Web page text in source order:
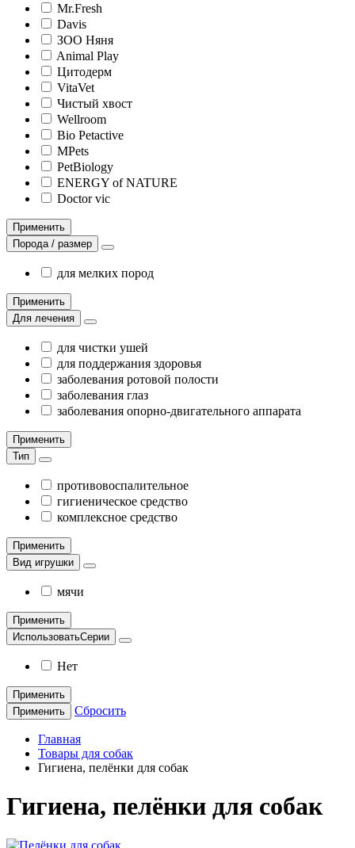
Mr.Fresh
Davis
ЗОО Няня
Animal Play
Цитодерм
VitaVet
Чистый хвост
Wellroom
Bio Petactive
MPets
PetBiology
ENERGY of NATURE
Doctor vic
Применить
Порода / размер
для мелких пород
Применить
Для лечения
для чистки ушей
для поддержания здоровья
заболевания ротовой полости
заболевания глаз
заболевания опорно-двигательного аппарата
Применить
Тип
противовоспалительное
гигиеническое средство
комплексное средство
Применить
Вид игрушки
мячи
Применить
ИспользоватьСерии
Нет
Применить
Применить
Сбросить
Главная
Товары для собак
Гигиена, пелёнки для собак
Гигиена, пелёнки для собак